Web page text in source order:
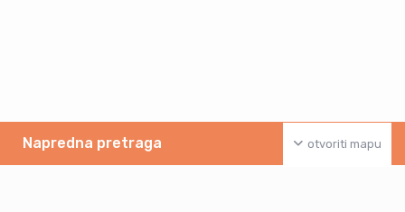
otvoriti mapu
Napredna pretraga